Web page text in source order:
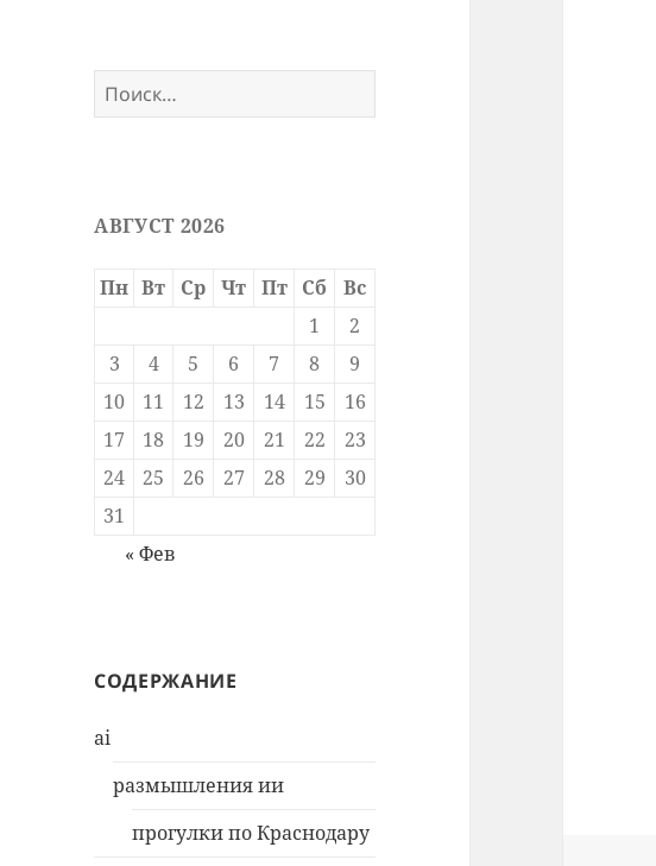
Найти:
АВГУСТ 2026
Пн Вт Ср Чт Пт Сб
Вс
1
2
3
4 5 6 7 8
9
10
11 12 13 14 15
16
17
18 19 20 21 22
23
24
25 26 27 28 29
30
31
« Фев
СОДЕРЖАНИЕ
ai
размышления ии
прогулки по Краснодару